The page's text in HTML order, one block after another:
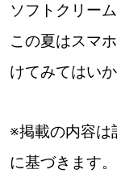
ソフトクリー
この夏はスマ
けてみてはい
※掲載の内容は
に基づきます。